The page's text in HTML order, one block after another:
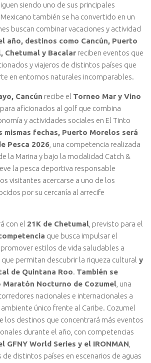
siendo uno de sus principales
también se ha convertido en un
buscan combinar vacaciones y actividad
año, destinos como Cancún, Puerto
Chetumal y Bacalar reciben eventos que
y viajeros de distintos países que
en entornos naturales incomparables.
Cancún recibe el Torneo Mar y Vino
para aficionados al golf que combina
y actividades sociales en El Tinto
mismas fechas, Puerto Morelos será
Pesca 2026 , una competencia realizada
la Marina y bajo la modalidad Catch &
la pesca deportiva responsable
visitantes acercarse a uno de los
por su cercanía al arrecife
con el 21K de Chetumal , previsto para el
que busca impulsar el
estilos de vida saludables a
permitan descubrir la riqueza cultural y
de Quintana Roo. También se
Maratón Nocturno de Cozumel , una
nacionales e internacionales a
único frente al Caribe. Cozumel
los destinos que concentrará más eventos
durante el año, con competencias
GFNY World Series y el IRONMAN
distintos países en escenarios de aguas